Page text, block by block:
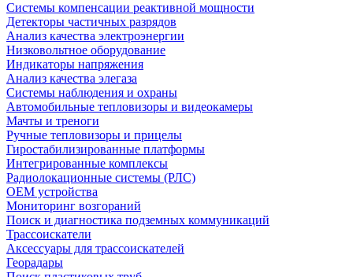
Системы компенсации реактивной мощности
Детекторы частичных разрядов
Анализ качества электроэнергии
Низковольтное оборудование
Индикаторы напряжения
Анализ качества элегаза
Системы наблюдения и охраны
Автомобильные тепловизоры и видеокамеры
Мачты и треноги
Ручные тепловизоры и прицелы
Гиростабилизированные платформы
Интегрированные комплексы
Радиолокационные системы (РЛС)
OEM устройства
Мониторинг возгораний
Поиск и диагностика подземных коммуникаций
Трассоискатели
Аксессуары для трассоискателей
Георадары